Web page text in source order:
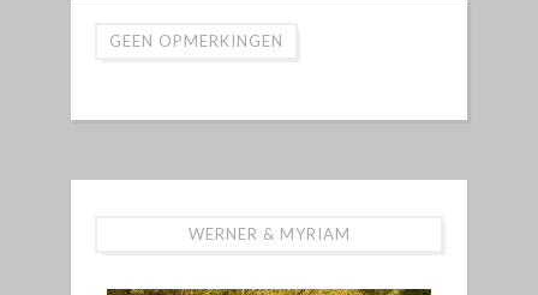
GEEN OPMERKINGEN
WERNER & MYRIAM